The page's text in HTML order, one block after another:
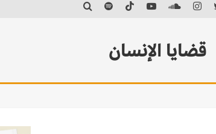
قضايا الإنسان